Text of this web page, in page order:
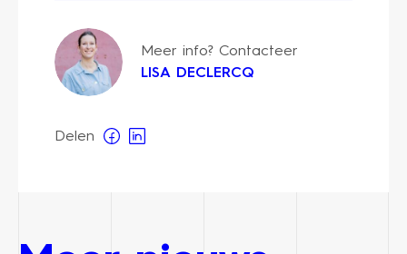
Meer info? Contacteer
LISA DECLERCQ
Delen